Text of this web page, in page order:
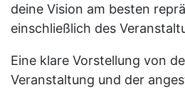
deine Vision am besten
einschließlich des
Eine klare Vorstellung von
Veranstaltung und der